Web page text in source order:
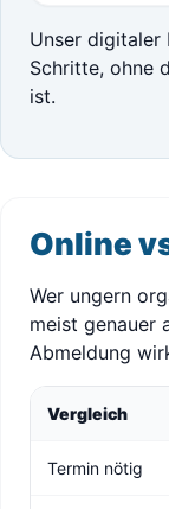
Unser digitaler
Schritte, ohne
ist.
Online
Wer ungern
meist genauer
Abmeldung
Vergleich
Termin nötig